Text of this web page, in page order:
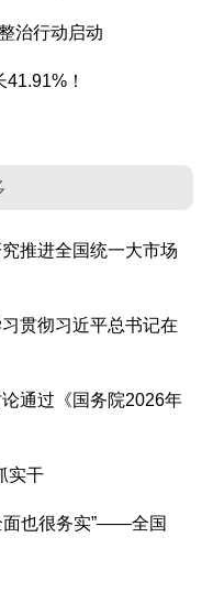
治行动启动
！
推进全国统一大市场
贯彻习近平总书记在
通过《国务院2026年
实干
面也很务实”——全国